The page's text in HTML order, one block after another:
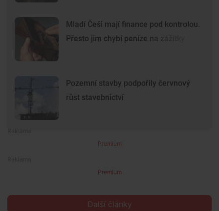
Mladí Češi mají finance pod kontrolou.
Přesto jim chybí peníze na zážitky
Pozemní stavby podpořily červnový
růst stavebnictví
Premium
Premium
Další články